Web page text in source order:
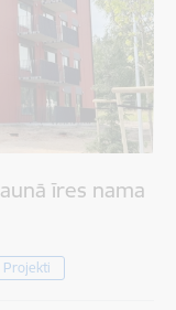
īres nama
Projekti